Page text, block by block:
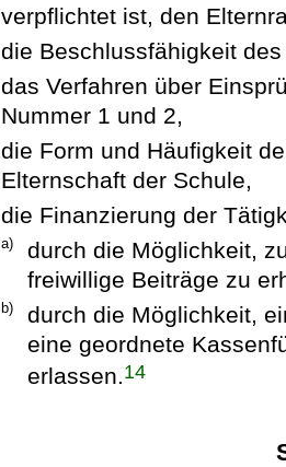
verpflichtet ist, den
die Beschlussfähigkeit
das Verfahren über
Nummer 1 und 2,
die Form und Häufigkeit
Elternschaft der Schule,
die Finanzierung der
a)
durch die Möglichkeit,
freiwillige Beiträge zu
b)
durch die Möglichkeit,
eine geordnete
erlassen.14